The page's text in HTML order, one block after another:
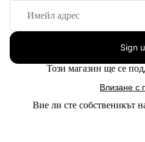
Sign
Този магазин ще се
Влизане с
Вие ли сте собственикът